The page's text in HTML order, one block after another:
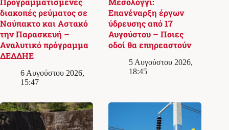
διακοπές ρεύματος σε
Ναύπακτο και Αστακό
την Παρασκευή –
Αναλυτικό πρόγραμμα
ΔΕΔΔΗΕ
6 Αυγούστου 2026,
15:47
Επανέναρξη έργων
ύδρευσης από 17
Αυγούστου – Ποιες
οδοί θα επηρεαστούν
5 Αυγούστου 2026,
18:45